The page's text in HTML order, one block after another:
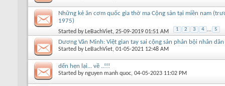
Những kẻ ăn cơm quốc gia thờ ma Cộng sản tại miền nam
1975)
Started by LeBachViet, 25-09-2019 01:51 AM 1 2 3 4 ... 5
Dương Văn Minh: Việt gian tay sai cộng sản phản bội nhân
Started by LeBachViet, 01-05-2021 12:48 AM
dến hẹn lại... về ..!!!
Started bynguyen manh quoc, 04-05-2023 11:02 PM